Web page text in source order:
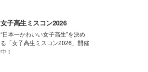
女子高生ミスコン2026
“日本一かわいい女子高生”を決め
る「女子高生ミスコン2026」開催
中！